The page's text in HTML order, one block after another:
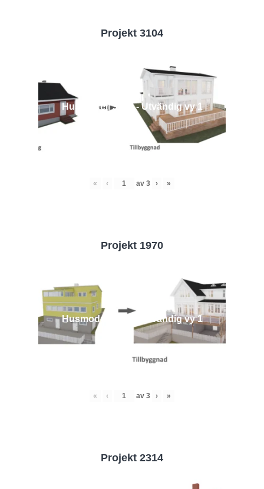
Projekt 3104
Husmodell 3104 - Utvändig vy 1
« ‹ av 3 › »
Projekt 1970
Husmodell 1970 - Utvändig vy 1
« ‹ av 3 › »
Projekt 2314